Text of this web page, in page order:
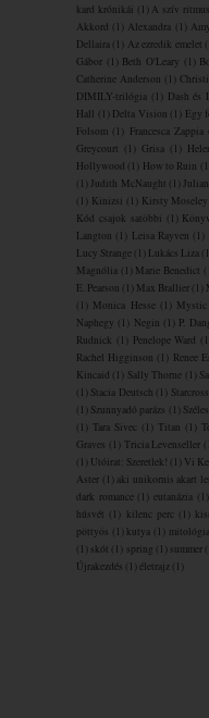
kard krónikái
(1) A szív
Akkord
(1) Alexandra (1)
Dellaira (1) Az ezredik emelet
Gábor
(1) Beth O'Leary (1)
Catherine Anderson
(1)
DIMILY-trilógia
(1) Dash és
Hall
(1) Delta Vision (1) Egy
Folsom
(1) Francesca Zappia
Greycourt
(1) Grisa (1)
Hollywood
(1) How to Ruin
(1)Judith McNaught (1)
(1) Kinizsi (1) Kirsty Moseley
Kód csajok satöbbi
(1)
Langton
(1) Leisa Rayven (1)
Lucy Strange (1) Lukács Liza
Magnólia
(1) Marie Benedict
E. Pearson
(1) Max Brallier (1)
(1) Monica Hesse (1) Mystic
Naphegy
(1) Negin (1) P.
Rudnick
(1) Penelope Ward
Rachel Higginson
(1) Renee
Kincaid
(1) Sally Thorne (1)
(1) Stacia Deutsch (1)
(1) Szunnyadó parázs (1)
(1) Tara Sivec (1) Titan (1)
Graves
(1) Tricia Levenseller
(1) Utóirat: Szeretlek! (1) Vi
Aster
(1) aki unikornis akart
dark romance
(1) eutanázia (1)
húsvét
(1) kilenc perc (1)
pöttyös
(1) kutya (1) mitológia
(1) skót (1) spring (1) summer
Újrakezdés
(1)életrajz (1)